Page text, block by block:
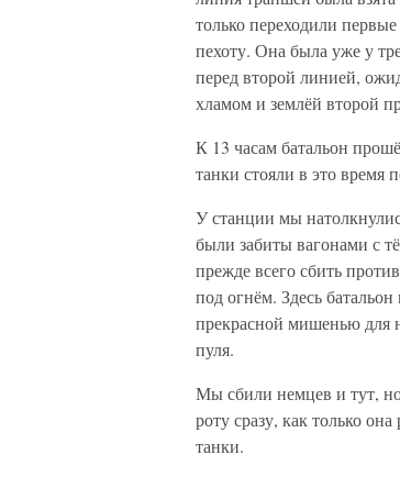
только переходили
пехоту. Она была уже у
перед второй линией,
хламом и землёй второй
К 13 часам батальон
танки стояли в это время
У станции мы
были забиты вагонами с
прежде всего сбить
под огнём. Здесь
прекрасной мишенью для
пуля.
Мы сбили немцев и тут,
роту сразу, как только
танки.